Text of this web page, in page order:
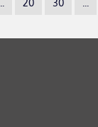
20 30